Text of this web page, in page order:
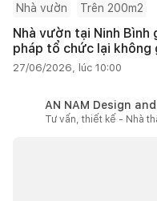
Nhà vườn Trên 200m2
Nhà vườn tại Ninh
pháp tổ chức lại không
27/06/2026, lúc 10:00
AN NAM Design
Tư vấn, thiết kế - Nhà